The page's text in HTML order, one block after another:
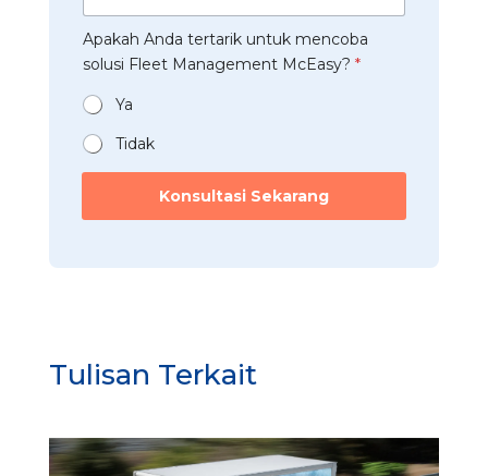
*
a
n
*
r
i
b
a
t
n
Apakah Anda tertarik untuk mencoba
solusi Fleet Management McEasy? *
Ya
Tidak
*
r
Konsultasi Sekarang
Tulisan Terkait